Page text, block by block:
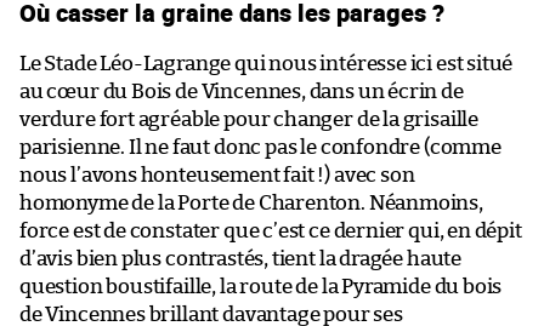
Où casser la graine dans les parages ?
Le Stade Léo-Lagrange qui nous intéresse ici est situé
au cœur du Bois de Vincennes, dans un écrin de
verdure fort agréable pour changer de la grisaille
parisienne. Il ne faut donc pas le confondre (comme
nous l’avons honteusement fait !) avec son
homonyme de la Porte de Charenton. Néanmoins,
force est de constater que c’est ce dernier qui, en dépit
d’avis bien plus contrastés, tient la dragée haute
question boustifaille, la route de la Pyramide du bois
de Vincennes brillant davantage pour ses